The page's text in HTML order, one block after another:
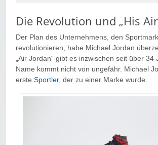
Die Revolution und „His
Der Plan des Unternehmens, den
revolutionieren, habe Michael Jordan
„Air Jordan“ gibt es inzwischen seit über
Name kommt nicht von ungefähr. Michael
erste Sportler, der zu einer Marke wurde.